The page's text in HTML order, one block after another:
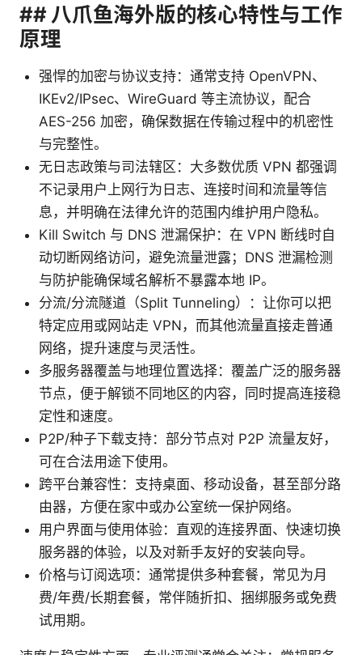
## 八爪鱼海外版的核心特性与工作
原理
强悍的加密与协议支持：通常支持 OpenVPN、
IKEv2/IPsec、WireGuard 等主流协议，配合
AES-256 加密，确保数据在传输过程中的机密性
与完整性。
无日志政策与司法辖区：大多数优质 VPN 都强调
不记录用户上网行为日志、连接时间和流量等信
息，并明确在法律允许的范围内维护用户隐私。
Kill Switch 与 DNS 泄漏保护：在 VPN 断线时自
动切断网络访问，避免流量泄露；DNS 泄漏检测
与防护能确保域名解析不暴露本地 IP。
分流/分流隧道（Split Tunneling）：让你可以把
特定应用或网站走 VPN，而其他流量直接走普通
网络，提升速度与灵活性。
多服务器覆盖与地理位置选择：覆盖广泛的服务器
节点，便于解锁不同地区的内容，同时提高连接稳
定性和速度。
P2P/种子下载支持：部分节点对 P2P 流量友好，
可在合法用途下使用。
跨平台兼容性：支持桌面、移动设备，甚至部分路
由器，方便在家中或办公室统一保护网络。
用户界面与使用体验：直观的连接界面、快速切换
服务器的体验，以及对新手友好的安装向导。
价格与订阅选项：通常提供多种套餐，常见为月
费/年费/长期套餐，常伴随折扣、捆绑服务或免费
试用期。